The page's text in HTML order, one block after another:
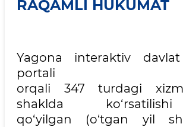
RAQAMLI HUKUMAT
Yagona interaktiv
portali
orqali 347 turdagi
shaklda
qo‘yilgan (o‘tgan yil